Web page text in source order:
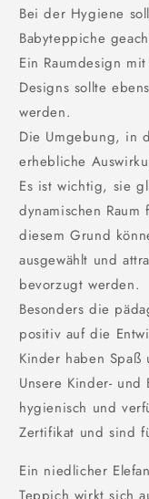
Bei der Hygiene
Babyteppiche
Ein Raumdesign
Designs sollte
werden.
Die Umgebung, in
erhebliche
Es ist wichtig, sie
dynamischen
diesem Grund
ausgewählt und
bevorzugt werden.
Besonders die
positiv auf die
Kinder haben
Unsere Kinder-
hygienisch und
Zertifikat und sind
Ein niedlicher